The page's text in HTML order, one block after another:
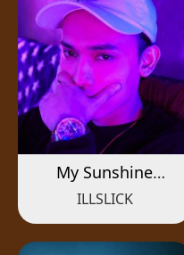
My Sunshine
(Acoustic)
ILLSLICK